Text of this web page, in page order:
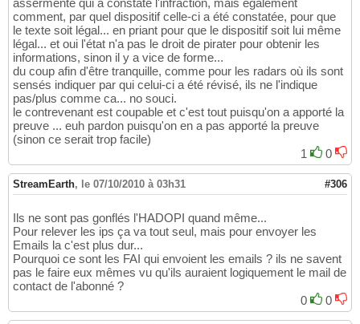
assermenté qui a constaté l'infraction, mais également
comment, par quel dispositif celle-ci a été constatée, pour que
le texte soit légal... en priant pour que le dispositif soit lui même
légal... et oui l'état n'a pas le droit de pirater pour obtenir les
informations, sinon il y a vice de forme...
du coup afin d'être tranquille, comme pour les radars où ils sont
sensés indiquer par qui celui-ci a été révisé, ils ne l'indique
pas/plus comme ca... no souci.
le contrevenant est coupable et c'est tout puisqu'on a apporté la
preuve ... euh pardon puisqu'on en a pas apporté la preuve
(sinon ce serait trop facile)
1
0
StreamEarth, le 07/10/2010 à 03h31 #306
Ils ne sont pas gonflés l'HADOPI quand même...
Pour relever les ips ça va tout seul, mais pour envoyer les
Emails la c'est plus dur...
Pourquoi ce sont les FAI qui envoient les emails ? ils ne savent
pas le faire eux mêmes vu qu'ils auraient logiquement le mail de
contact de l'abonné ?
0
0